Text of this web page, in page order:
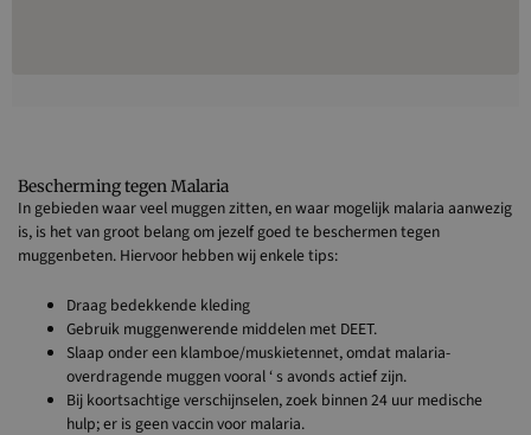
Bescherming tegen Malaria
In gebieden waar veel muggen zitten, en waar mogelijk malaria aanwezig
is, is het van groot belang om jezelf goed te beschermen tegen
muggenbeten. Hiervoor hebben wij enkele tips:
Draag bedekkende kleding
Gebruik muggenwerende middelen met DEET.
Slaap onder een klamboe/muskietennet, omdat malaria-
overdragende muggen vooral ‘ s avonds actief zijn.
Bij koortsachtige verschijnselen, zoek binnen 24 uur medische
hulp; er is geen vaccin voor malaria.